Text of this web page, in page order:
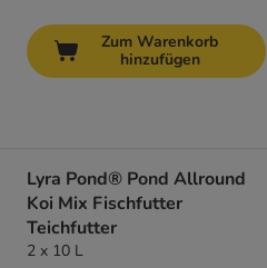
Zum Warenkorb
hinzufügen
Lyra Pond® Pond Allround
Koi Mix Fischfutter
Teichfutter
2 x 10 L